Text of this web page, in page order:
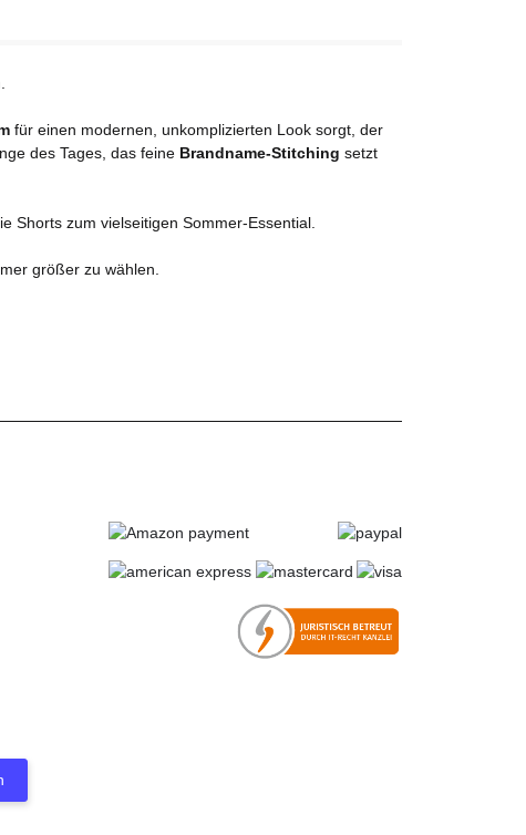
für einen modernen, unkomplizierten Look sorgt, der
des Tages, das feine Brandname-Stitching setzt
Shorts zum vielseitigen Sommer-Essential.
größer zu wählen.